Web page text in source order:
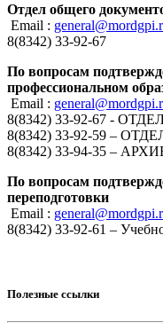
Отдел общего
Email :
8(8342) 33-92-67
По вопросам
профессиональном
Email :
8(8342) 33-92-67 -
8(8342) 33-92-59 –
8(8342) 33-94-35 –
По вопросам
переподготовки
Email :
8(8342) 33-92-61 –
Полезные ссылки